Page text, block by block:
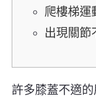
爬樓梯運
出現關節
許多膝蓋不適